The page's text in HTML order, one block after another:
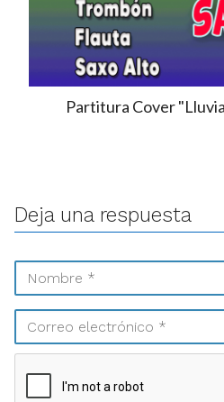
Partitura Cover
Deja una respuesta